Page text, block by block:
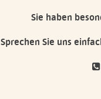
Sie haben
Sprechen Sie uns